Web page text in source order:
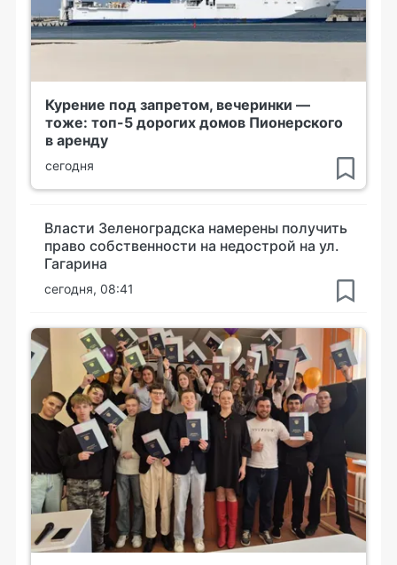
Курение под запретом, вечеринки —
тоже: топ-5 дорогих домов Пионерского
в аренду
сегодня
Власти Зеленоградска намерены получить
право собственности на недострой на ул.
Гагарина
сегодня, 08:41